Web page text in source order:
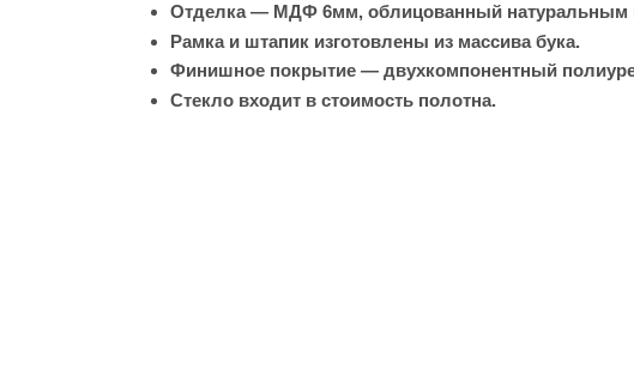
Отделка — МДФ 6мм, облицованный натуральным
Рамка и штапик изготовлены из массива бука.
Финишное покрытие — двухкомпонентный
Стекло входит в стоимость полотна.